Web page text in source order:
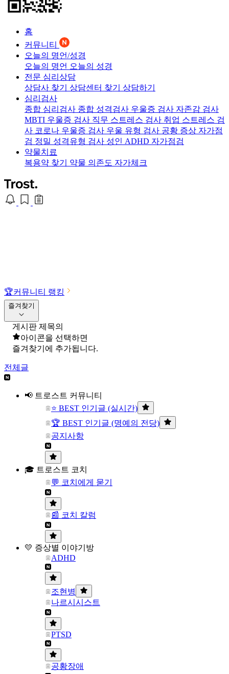
홈
커뮤니티
오늘의 명언/성경
오늘의 명언 오늘의 성경
전문 심리상담
상담사 찾기 상담센터 찾기 상담하기
심리검사
종합 심리검사 종합 성격검사 우울증 검사 자존감 검사
MBTI 우울증 검사 직무 스트레스 검사 취업 스트레스 검
사 코로나 우울증 검사 우울 유형 검사 공황 증상 자가점
검 정밀 성격유형 검사 성인 ADHD 자가점검
약물치료
복용약 찾기 약물 의존도 자가체크
🏆커뮤니티 랭킹
즐겨찾기
게시판 제목의
아이콘을 선택하면
즐겨찾기에 추가됩니다.
전체글
📢 트로스트 커뮤니티
⭐ BEST 인기글 (실시간)
🏆 BEST 인기글 (명예의 전당)
공지사항
🎓 트로스트 코치
💬 코치에게 묻기
📰 코치 칼럼
💛 증상별 이야기방
ADHD
조현병
나르시시스트
PTSD
공황장애